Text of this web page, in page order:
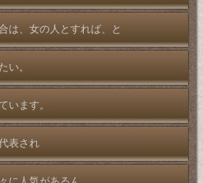
は、女の人とすれば、と
い。
います。
表され